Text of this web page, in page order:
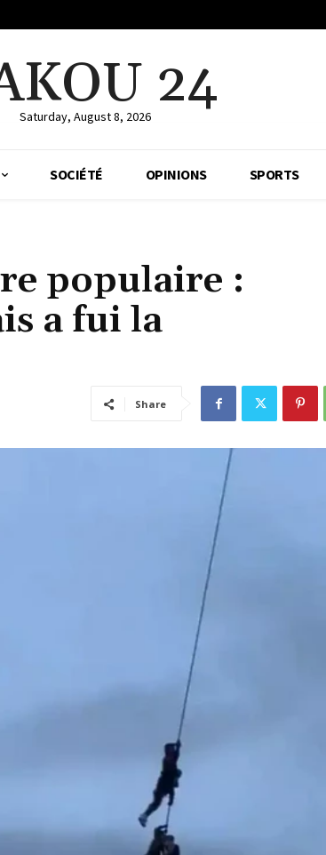
24
Saturday, August 8, 2026
SOCIÉTÉ OPINIONS SPORTS
populaire :
a fui la
Share